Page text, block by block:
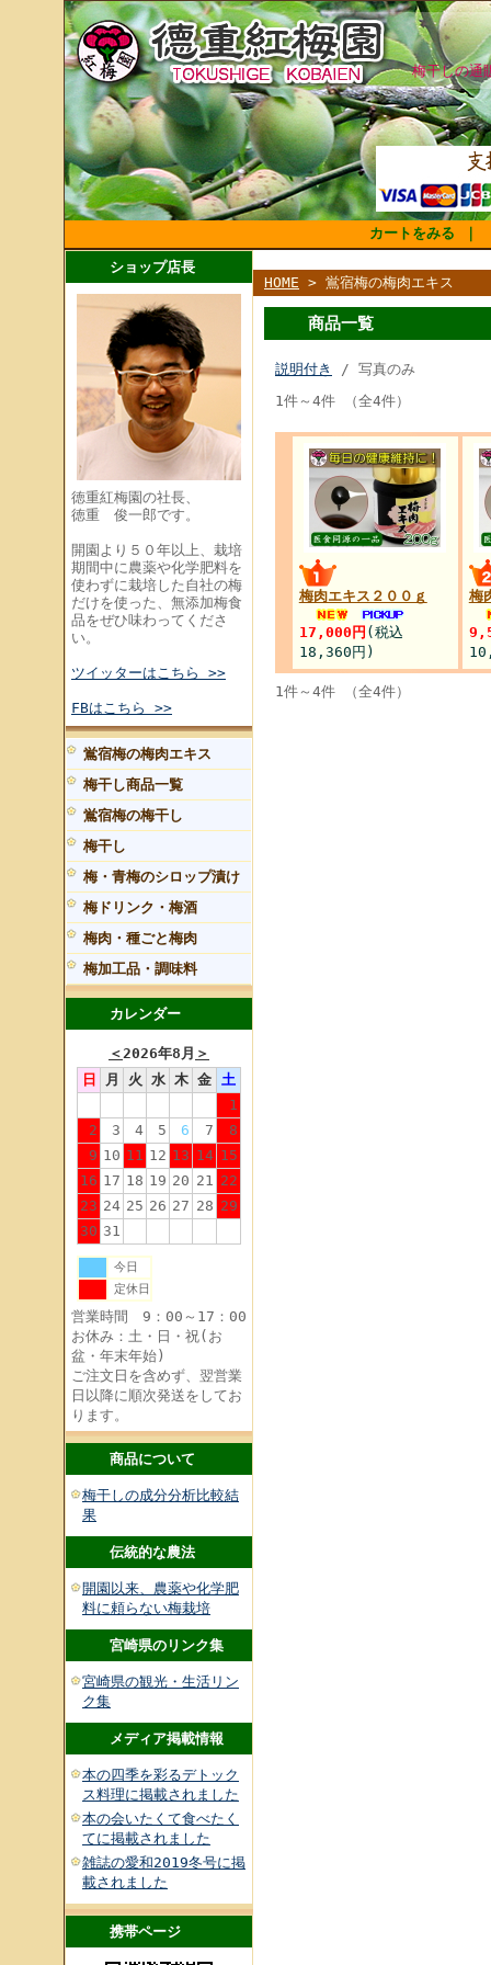
梅干しの通
カートをみる
ショップ店長
徳重紅梅園の社長、
徳重 俊一郎です。
開園より５０年以上、栽培
期間中に農薬や化学肥料を
使わずに栽培した自社の梅
だけを使った、無添加梅食
品をぜひ味わってくださ
い。
ツイッターはこちら >>
FBはこちら >>
鴬宿梅の梅肉エキス
梅干し商品一覧
鴬宿梅の梅干し
梅干し
梅・青梅のシロップ漬け
梅ドリンク・梅酒
梅肉・種ごと梅肉
梅加工品・調味料
カレンダー
＜2026年8月 ＞
日
月 火 水 木 金 土
1
2
3 4 5 6 7
8
9 10 11 12 13 14 15
16 17 18 19 20 21 22
23 24 25 26 27 28 29
30 31
今日
定休日
営業時間 9：00～17：00
お休み：土・日・祝(お
盆・年末年始)
ご注文日を含めず、翌営業
日以降に順次発送をしてお
ります。
商品について
梅干しの成分分析比較結
果
伝統的な農法
開園以来、農薬や化学肥
料に頼らない梅栽培
宮崎県のリンク集
宮崎県の観光・生活リン
ク集
メディア掲載情報
本の四季を彩るデトック
ス料理に掲載されました
本の会いたくて食べたく
てに掲載されました
雑誌の愛和2019冬号に掲
載されました
携帯ページ
HOME > 鴬宿梅の梅肉エキス
商品一覧
説明付き
/ 写真のみ
1件～4件 （全4件）
梅肉エキス２００ｇ
17,000円 (税込
18,360円)
梅
1件～4件 （全4件）